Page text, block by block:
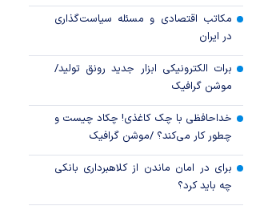
مکاتب اقتصادی و مسئله سیاست‌گذاری
در ایران
برات الکترونیکی ابزار جدید رونق تولید/
موشن گرافیک
خداحافظی با چک کاغذی! چکاد چیست و
چطور کار می‌کند؟ /موشن گرافیک
برای در امان ماندن از کلاهبرداری بانکی
چه باید کرد؟